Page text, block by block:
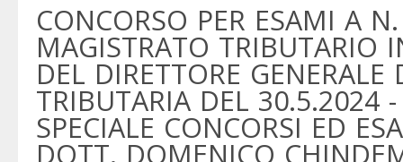
CONCORSO PER ESAMI A
MAGISTRATO TRIBUTARIO
DEL DIRETTORE GENERALE
TRIBUTARIA DEL 30.5.2024
SPECIALE CONCORSI ED
DOTT. DOMENICO